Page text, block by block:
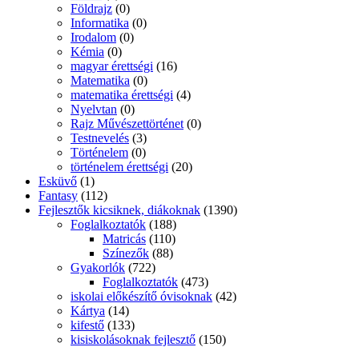
Földrajz (0)
Informatika (0)
Irodalom (0)
Kémia (0)
magyar érettségi (16)
Matematika (0)
matematika érettségi (4)
Nyelvtan (0)
Rajz Művészettörténet (0)
Testnevelés (3)
Történelem (0)
történelem érettségi (20)
Esküvő (1)
Fantasy (112)
Fejlesztők kicsiknek, diákoknak (1390)
Foglalkoztatók (188)
Matricás (110)
Színezők (88)
Gyakorlók (722)
Foglalkoztatók (473)
iskolai előkészítő óvisoknak (42)
Kártya (14)
kifestő (133)
kisiskolásoknak fejlesztő (150)